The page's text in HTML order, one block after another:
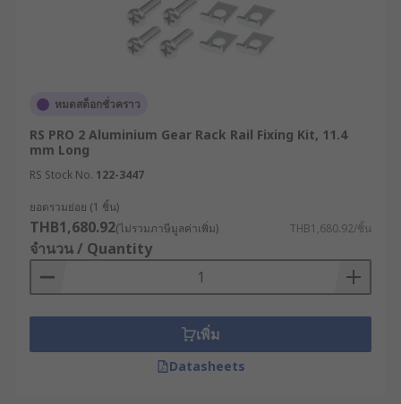
หมดสต็อกชั่วคราว
RS PRO 2 Aluminium Gear Rack Rail Fixing Kit, 11.4
mm Long
RS Stock No. 122-3447
ยอดรวมย่อย (1 ชิ้น)
THB1,680.92(ไม่รวมภาษีมูลค่าเพิ่ม) THB1,680.92/ชิ้น
จำนวน / Quantity
เพิ่ม
Datasheets